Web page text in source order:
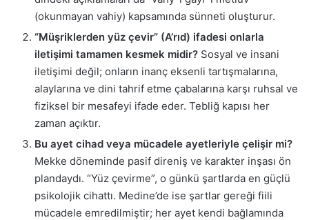
(okunmayan vahiy) kapsamında sünneti oluşturur.
“Müşriklerden yüz çevir” (A’rıd) ifadesi onlarla
iletişimi tamamen kesmek midir? Sosyal ve insani
iletişimi değil; onların inanç eksenli tartışmalarına,
alaylarına ve dini tahrif etme çabalarına karşı ruhsal ve
fiziksel bir mesafeyi ifade eder. Tebliğ kapısı her
zaman açıktır.
Bu ayet cihad veya mücadele ayetleriyle çelişir mi?
Mekke döneminde pasif direniş ve karakter inşası ön
plandaydı. “Yüz çevirme”, o günkü şartlarda en güçlü
psikolojik cihattı. Medine’de ise şartlar gereği fiili
mücadele emredilmiştir; her ayet kendi bağlamında